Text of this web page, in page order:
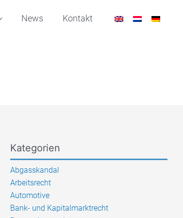
News Kontakt
Kategorien
Abgasskandal
Arbeitsrecht
Automotive
Bank- und Kapitalmarktrecht